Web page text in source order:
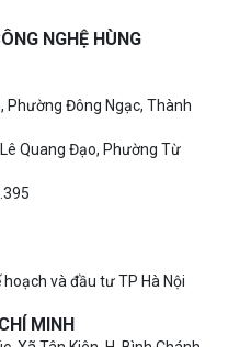
NGHỆ HÙNG
Phường Đông Ngạc, Thành
Quang Đạo, Phường Từ
và đầu tư TP Hà Nội
MINH